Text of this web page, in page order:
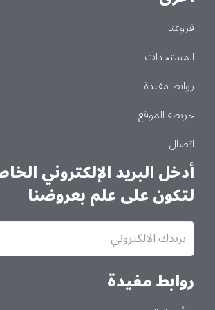
فروعنا
المستجدات
روابط مفيدة
خريطة الموقع
اتصال
أدخل البريد الإلكتروني
لتكون على علم بعروضنا
الاشتراك
في
النشرة
روابط مفيدة